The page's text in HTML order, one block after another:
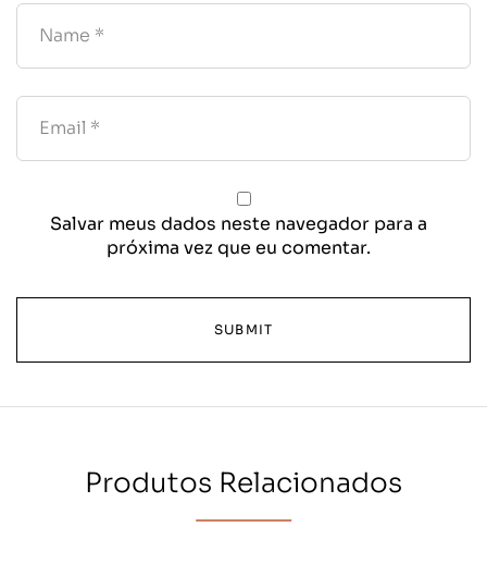
Salvar meus dados neste navegador para a
próxima vez que eu comentar.
Produtos Relacionados